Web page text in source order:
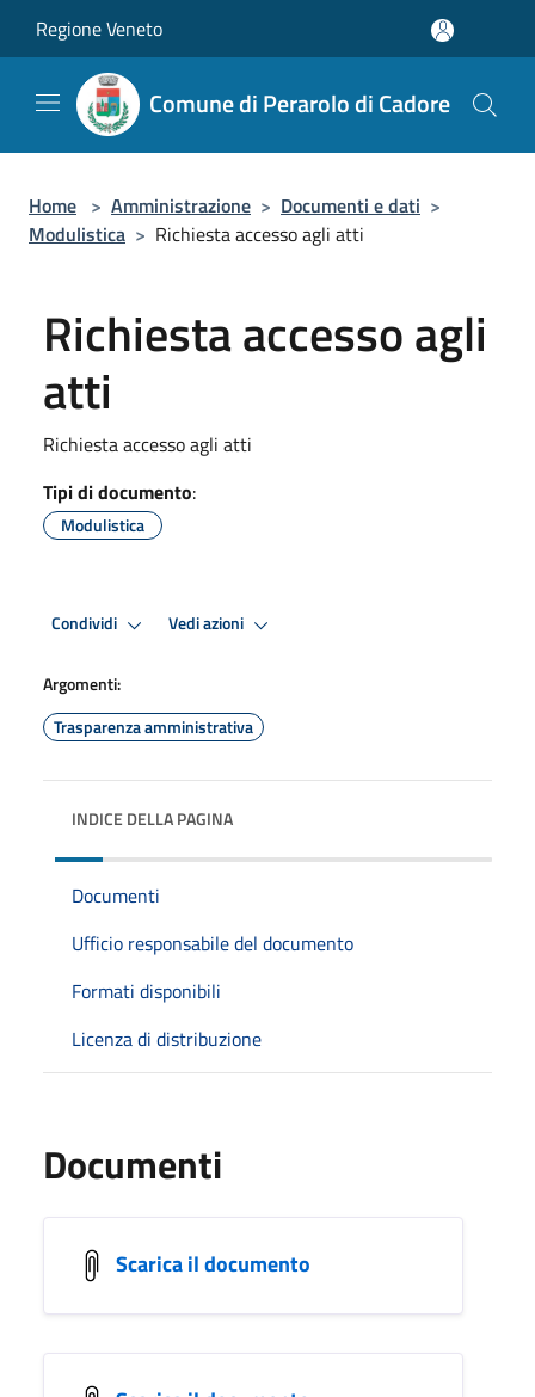
Regione Veneto
Comune di Perarolo di Cadore
Home > Amministrazione > Documenti e dati >
Modulistica > Richiesta accesso agli atti
Richiesta accesso agli
atti
Richiesta accesso agli atti
Tipi di documento:
Modulistica
Condividi Vedi azioni
Argomenti:
Trasparenza amministrativa
INDICE DELLA PAGINA
Documenti
Ufficio responsabile del documento
Formati disponibili
Licenza di distribuzione
Documenti
Scarica il documento